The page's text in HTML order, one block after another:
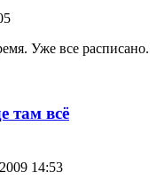
Уже все расписано.
там всё
14:53